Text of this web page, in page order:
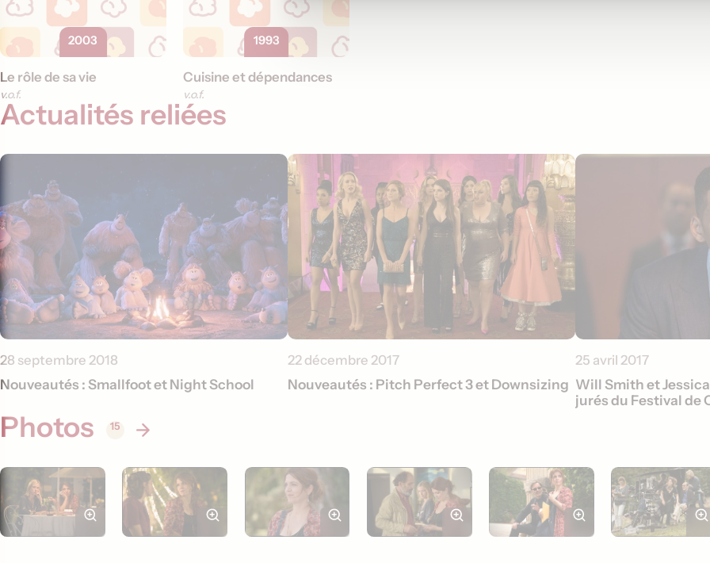
2003
Le rôle de sa vie
v.o.f.
1993
Cuisine et dépendances
v.o.f.
Actualités reliées
28 septembre 2018
Nouveautés : Smallfoot et Night School
22 décembre 2017
Nouveautés : Pitch Perfect 3 et Downsizing
25 avril 2017
Will Smith et
jurés du Festival de
Photos 15